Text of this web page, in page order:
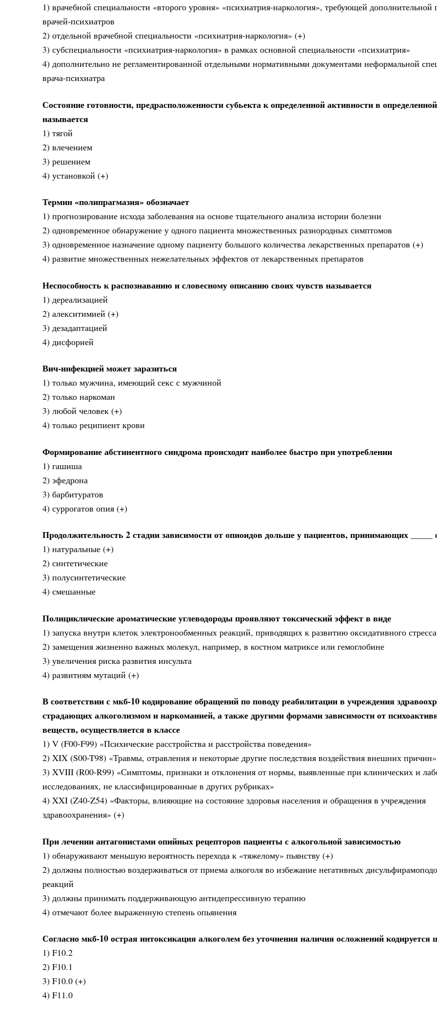
1) врачебной специальности «второго уровня» «психиатрия-наркология», требующей дополнительной
врачей-психиатров
2) отдельной врачебной специальности «психиатрия-наркология» (+)
3) субспециальности «психиатрия-наркология» в рамках основной специальности «психиатрия»
4) дополнительно не регламентированной отдельными нормативными документами неформальной
врача-психиатра
Состояние готовности, предрасположенности субьекта к определенной активности в
называется
1) тягой
2) влечением
3) решением
4) установкой (+)
Термин «полипрагмазия» обозначает
1) прогнозирование исхода заболевания на основе тщательного анализа истории болезни
2) одновременное обнаружение у одного пациента множественных разнородных симптомов
3) одновременное назначение одному пациенту большого количества лекарственных препаратов (+)
4) развитие множественных нежелательных эффектов от лекарственных препаратов
Неспособность к распознаванию и словесному описанию своих чувств называется
1) дереализацией
2) алекситимией (+)
3) дезадаптацией
4) дисфорией
Вич-инфекцией может заразиться
1) только мужчина, имеющий секс с мужчиной
2) только наркоман
3) любой человек (+)
4) только реципиент крови
Формирование абстинентного синдрома происходит наиболее быстро при употреблении
1) гашиша
2) эфедрона
3) барбитуратов
4) суррогатов опия (+)
Продолжительность 2 стадии зависимости от опиоидов дольше у пациентов, принимающих
1) натуральные (+)
2) синтетические
3) полусинтетические
4) смешанные
Полициклические ароматические углеводороды проявляют токсический эффект в виде
1) запуска внутри клеток электронообменных реакций, приводящих к развитию оксидативного стресса
2) замещения жизненно важных молекул, например, в костном матриксе или гемоглобине
3) увеличения риска развития инсульта
4) развитиям мутаций (+)
В соответствии с мкб-10 кодирование обращений по поводу реабилитации в учреждения
страдающих алкоголизмом и наркоманией, а также другими формами зависимости от
веществ, осуществляется в классе
1) V (F00-F99) «Психические расстройства и расстройства поведения»
2) XIX (S00-T98) «Травмы, отравления и некоторые другие последствия воздействия внешних причин»
3) XVIII (R00-R99) «Симптомы, признаки и отклонения от нормы, выявленные при клинических и
исследованиях, не классифицированные в других рубриках»
4) XXI (Z40-Z54) «Факторы, влияющие на состояние здоровья населения и обращения в учреждения
здравоохранения» (+)
При лечении антагонистами опийных рецепторов пациенты с алкогольной зависимостью
1) обнаруживают меньшую вероятность перехода к «тяжелому» пьянству (+)
2) должны полностью воздерживаться от приема алкоголя во избежание негативных
реакций
3) должны принимать поддерживающую антидепрессивную терапию
4) отмечают более выраженную степень опьянения
Согласно мкб-10 острая интоксикация алкоголем без уточнения наличия осложнений
1) F10.2
2) F10.1
3) F10.0 (+)
4) F11.0